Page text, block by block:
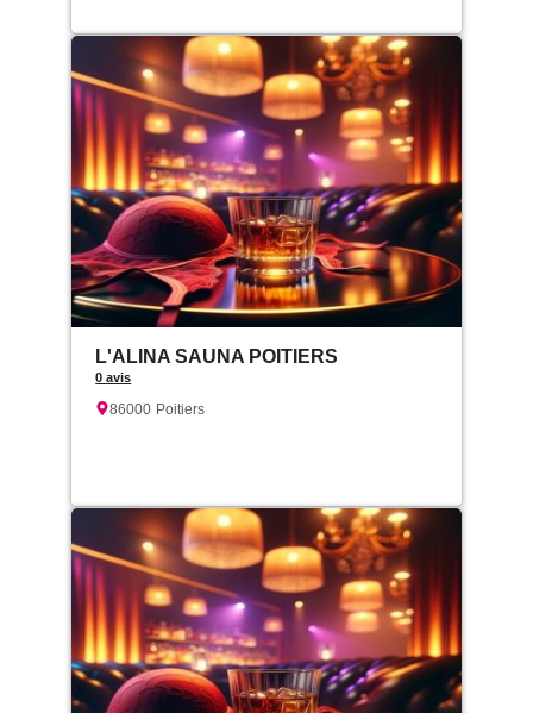
L'ALINA SAUNA POITIERS
0 avis
86000 Poitiers